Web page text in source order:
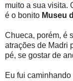
muito a sua visita.
é o bonito Museu
Chueca, porém, é
atrações de Madri
pé, se gostar de
Eu fui caminhando